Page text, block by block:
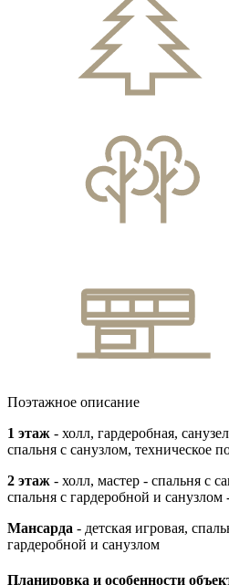
Поэтажное описание
1 этаж - холл, гардеробная,
спальня с санузлом, техническое
2 этаж - холл, мастер - спальня с
спальня с гардеробной и санузлом
Мансарда - детская игровая,
гардеробной и санузлом
Планировка и особенности